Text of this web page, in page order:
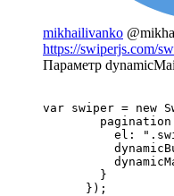
mikhailivanko
https://swiperjs.com/
Параметр
var swiper = new
el:
        }
      });